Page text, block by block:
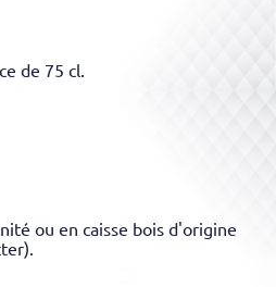
de 75 cl.
ou en caisse bois d'origine